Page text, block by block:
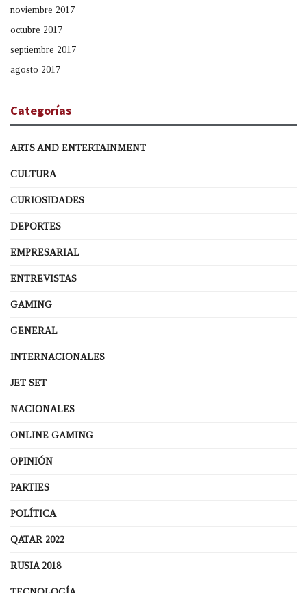
noviembre 2017
octubre 2017
septiembre 2017
agosto 2017
Categorías
ARTS AND ENTERTAINMENT
CULTURA
CURIOSIDADES
DEPORTES
EMPRESARIAL
ENTREVISTAS
GAMING
GENERAL
INTERNACIONALES
JET SET
NACIONALES
ONLINE GAMING
OPINIÓN
PARTIES
POLÍTICA
QATAR 2022
RUSIA 2018